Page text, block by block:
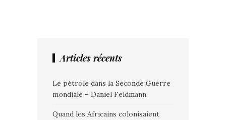
Articles récents
Le pétrole dans la Seconde Guerre
mondiale – Daniel Feldmann.
Quand les Africains colonisaient